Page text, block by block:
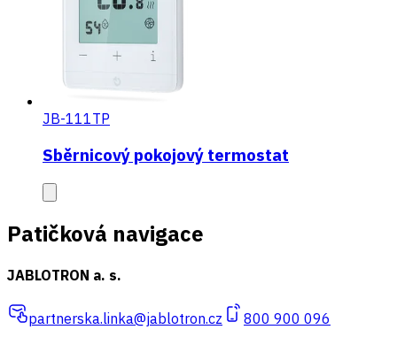
JB-111TP
Sběrnicový pokojový termostat
Patičková navigace
JABLOTRON a. s.
partnerska.linka@jablotron.cz 800 900 096